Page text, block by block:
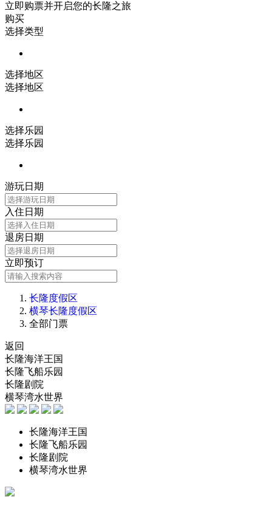
立即购票并开启您的长隆之旅
购买
选择类型
选择地区
选择地区
选择乐园
选择乐园
游玩日期
入住日期
退房日期
立即预订
长隆度假区
横琴长隆度假区
全部门票
返回
长隆海洋王国
长隆飞船乐园
长隆剧院
横琴湾水世界
长隆海洋王国
长隆飞船乐园
长隆剧院
横琴湾水世界